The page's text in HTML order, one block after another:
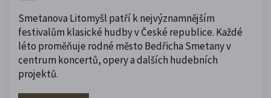
Smetanova Litomyšl patří k nejvýznamnějším
festivalům klasické hudby v České republice. Každé
léto proměňuje rodné město Bedřicha Smetany v
centrum koncertů, opery a dalších hudebních
projektů.